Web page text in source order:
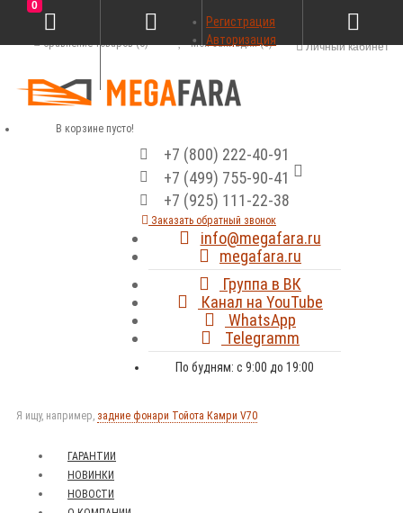
Личный кабинет
Мои закладки (0)
Сравнение товаров (0)
+7 (800) 222-40-91
+7 (499) 755-90-41
+7 (925) 111-22-38
Заказать обратный звонок
info@megafara.ru
megafara.ru
Группа в ВК
Канал на YouTube
WhatsApp
Telegramm
По будням: с 9:00 до 19:00
Я ищу, например, задние фонари Тойота Камри V70
Регистрация
Авторизация
0
В корзине пусто!
ГАРАНТИИ
НОВИНКИ
НОВОСТИ